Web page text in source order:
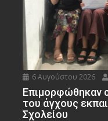
6 Αυγούστου 2026
Eπιμορφώθηκαν
του άγχους
Σχολείου